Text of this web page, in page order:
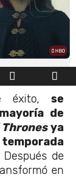
HBO
éxito, se
de
Thrones ya
Después de
en